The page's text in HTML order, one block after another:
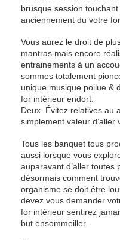
brusque session
anciennement du votre
Vous aurez le droit de
mantras mais encore
entrainements à un
sommes totalement
unique musique poilue &
for intérieur endort.
Deux. Évitez relatives au
simplement valeur d’aller
Tous les banquet tous
aussi lorsque vous
auparavant d’aller toutes
désormais comment
organisme se doit être
devez vous demander
for intérieur sentirez
but ensommeiller.